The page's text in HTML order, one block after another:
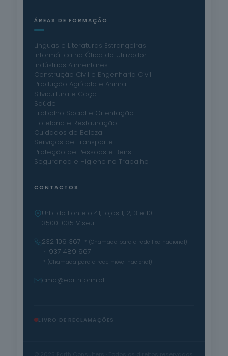
ÁREAS DE FORMAÇÃO
Línguas e Literaturas Estrangeiras
Informática na Ótica do Utilizador
Indústrias Alimentares
Construção Civil e Engenharia Civil
Produção Agrícola e Animal
Silvicultura e Caça
Saúde
Trabalho Social e Orientação
Hotelaria e Restauração
Cuidados de Beleza
Serviços de Transporte
Proteção de Pessoas e Bens
Segurança e Higiene no Trabalho
CONTACTOS
Urb. do Fontelo 41, lojas 1, 2, 3 e 10
3500-035 Viseu
232 109 367
* (Chamada para a rede fixa nacional)
· 937 489 967
* (Chamada para a rede móvel nacional)
cmo@earthform.pt
LIVRO DE RECLAMAÇÕES